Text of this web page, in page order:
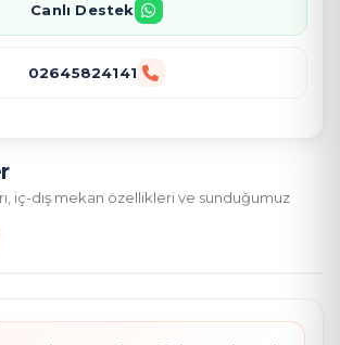
iç-dış mekan özellikleri ve sunduğumuz
Canlı Destek
02645824141